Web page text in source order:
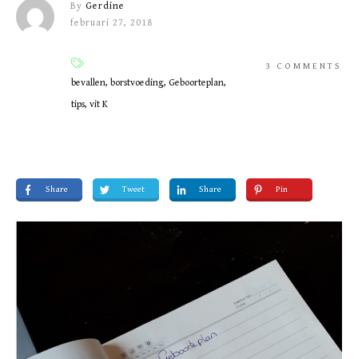
By Gerdine
februari 27, 2018
bevallen, borstvoeding, Geboorteplan,
tips, vit K
3 COMMENTS
Share Tweet Share Pin